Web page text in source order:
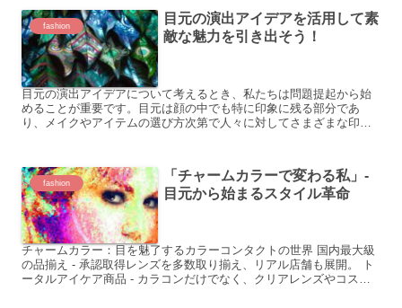
fashion
目元の演出アイデアを活用して素
敵な魅力を引き出そう！
目元の演出アイデアについて考えるとき、私たちは問題提起から始
めることが重要です。目元は顔の中でも特に印象に残る部分であ
り、メイクやアイテムの選び方次第で人々に対してさまざまな印象
fashion
「チャームカラーで変わる私」-
目元から始まるスタイル革命
チャームカラー：目を魅了するカラーコンタクトの世界 国内最大級
の品揃え - 承認取得レンズを多数取り揃え、リアル店舗も展開。 ト
ータルアイケア商品 - カラコンだけでなく、クリアレンズやコスメ